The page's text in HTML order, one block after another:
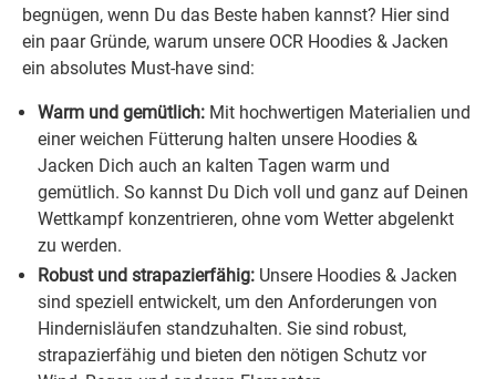
begnügen, wenn Du das Beste haben kannst? Hier sind
ein paar Gründe, warum unsere OCR Hoodies & Jacken
ein absolutes Must-have sind:
Warm und gemütlich: Mit hochwertigen Materialien und
einer weichen Fütterung halten unsere Hoodies &
Jacken Dich auch an kalten Tagen warm und
gemütlich. So kannst Du Dich voll und ganz auf Deinen
Wettkampf konzentrieren, ohne vom Wetter abgelenkt
zu werden.
Robust und strapazierfähig: Unsere Hoodies & Jacken
sind speziell entwickelt, um den Anforderungen von
Hindernisläufen standzuhalten. Sie sind robust,
strapazierfähig und bieten den nötigen Schutz vor